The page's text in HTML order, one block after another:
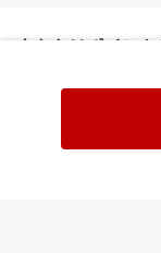
あなたはポイント